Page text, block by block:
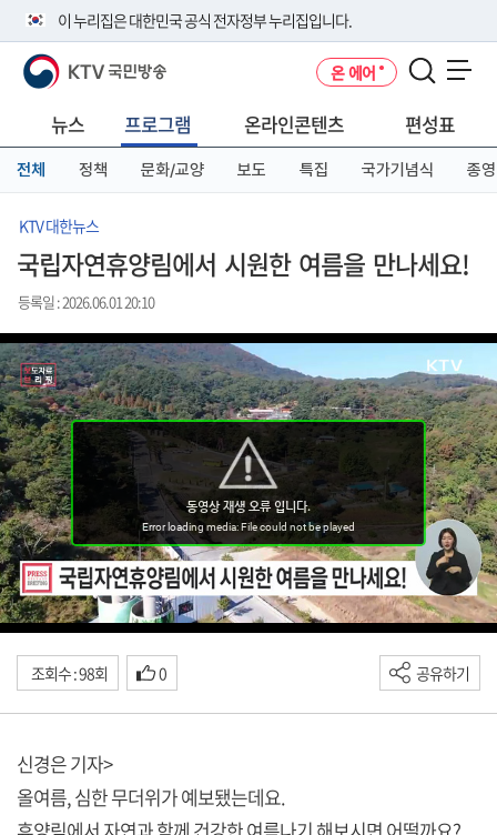
이 누리집은 대한민국 공식 전자정부 누리집입니다.
공식 누리집 주소 확인하기
니다.
이밖에 or.kr 또는 .kr등 다른 도메인 주소를 사용하고 있다면 아래 URL에
서 도메인 주소를 확인해 보세요
KTV 국민방송 온 에어
뉴스 프로그램 온라인콘텐츠 편성표
전체 정책 문화/교양 보도 특집 국가기념식 종영
KTV 대한뉴스
국립자연휴양림에서 시원한 여름을 만나세요!
등록일 : 2026.06.01 20:10
조회수 : 98회 0 공유하기
신경은 기자>
올여름, 심한 무더위가 예보됐는데요.